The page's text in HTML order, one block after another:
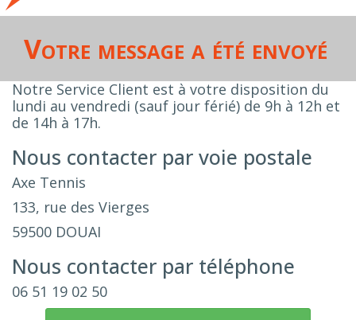
Votre message a été envoyé
Notre Service Client est à votre disposition du
lundi au vendredi (sauf jour férié) de 9h à 12h et
de 14h à 17h.
Nous contacter par voie postale
Axe Tennis
133, rue des Vierges
59500 DOUAI
Nous contacter par téléphone
06 51 19 02 50